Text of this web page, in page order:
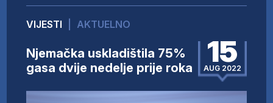
VIJESTI AKTUELNO
Njemačka uskladištila 75%
gasa dvije nedelje prije roka
15
AUG 2022